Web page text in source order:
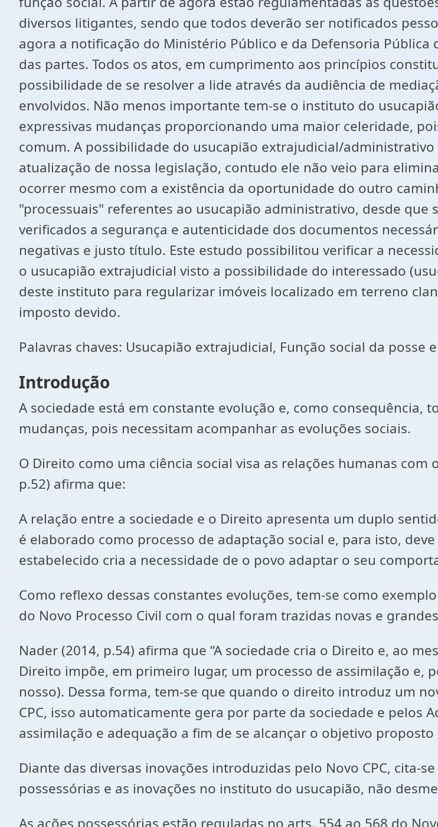
diversos litigantes, sendo que todos deverão ser notificados
agora a notificação do Ministério Público e da Defensoria
das partes. Todos os atos, em cumprimento aos princípios
possibilidade de se resolver a lide através da audiência de
envolvidos. Não menos importante tem-se o instituto do
expressivas mudanças proporcionando uma maior celeridade,
comum. A possibilidade do usucapião extrajudicial/
atualização de nossa legislação, contudo ele não veio para
ocorrer mesmo com a existência da oportunidade do outro
"processuais" referentes ao usucapião administrativo, desde
verificados a segurança e autenticidade dos documentos
negativas e justo título. Este estudo possibilitou verificar a
o usucapião extrajudicial visto a possibilidade do interessado
deste instituto para regularizar imóveis localizado em terreno
imposto devido.
Palavras chaves: Usucapião extrajudicial, Função social da posse
Introdução
A sociedade está em constante evolução e, como consequência,
mudanças, pois necessitam acompanhar as evoluções sociais.
O Direito como uma ciência social visa as relações humanas
p.52) afirma que:
A relação entre a sociedade e o Direito apresenta um duplo
é elaborado como processo de adaptação social e, para isto,
estabelecido cria a necessidade de o povo adaptar o seu
Como reflexo dessas constantes evoluções, tem-se como
do Novo Processo Civil com o qual foram trazidas novas e
Nader (2014, p.54) afirma que “A sociedade cria o Direito e, ao
Direito impõe, em primeiro lugar, um processo de assimilação e,
nosso). Dessa forma, tem-se que quando o direito introduz um
CPC, isso automaticamente gera por parte da sociedade e pelos
assimilação e adequação a fim de se alcançar o objetivo
Diante das diversas inovações introduzidas pelo Novo CPC, cita-
possessórias e as inovações no instituto do usucapião, não
As ações possessórias estão reguladas no arts. 554 ao 568 do